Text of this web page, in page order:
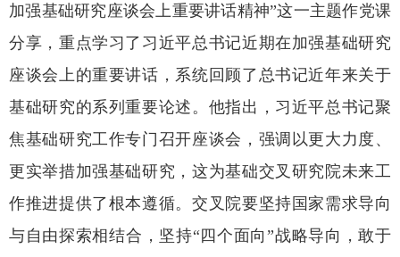
加强基础研究座谈会上重要讲话精神”这一主题作党课
分享，重点学习了习近平总书记近期在加强基础研究
座谈会上的重要讲话，系统回顾了总书记近年来关于
基础研究的系列重要论述。他指出，习近平总书记聚
焦基础研究工作专门召开座谈会，强调以更大力度、
更实举措加强基础研究，这为基础交叉研究院未来工
作推进提供了根本遵循。交叉院要坚持国家需求导向
与自由探索相结合，坚持“四个面向”战略导向，敢于